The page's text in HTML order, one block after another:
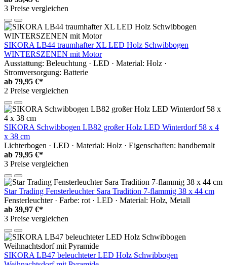
3 Preise vergleichen
SIKORA LB44 traumhafter XL LED Holz Schwibbogen
WINTERSZENEN mit Motor
Ausstattung: Beleuchtung · LED · Material: Holz ·
Stromversorgung: Batterie
ab 79,95 €*
2 Preise vergleichen
SIKORA Schwibbogen LB82 großer Holz LED Winterdorf 58 x 4
x 38 cm
Lichterbogen · LED · Material: Holz · Eigenschaften: handbemalt
ab 79,95 €*
3 Preise vergleichen
Star Trading Fensterleuchter Sara Tradition 7-flammig 38 x 44 cm
Fensterleuchter · Farbe: rot · LED · Material: Holz, Metall
ab 39,97 €*
3 Preise vergleichen
SIKORA LB47 beleuchteter LED Holz Schwibbogen